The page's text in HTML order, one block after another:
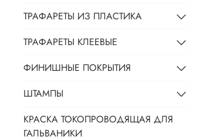
ТРАФАРЕТЫ ИЗ ПЛАСТИКА
ТРАФАРЕТЫ КЛЕЕВЫЕ
ФИНИШНЫЕ ПОКРЫТИЯ
ШТАМПЫ
КРАСКА ТОКОПРОВОДЯЩАЯ ДЛЯ
ГАЛЬВАНИКИ